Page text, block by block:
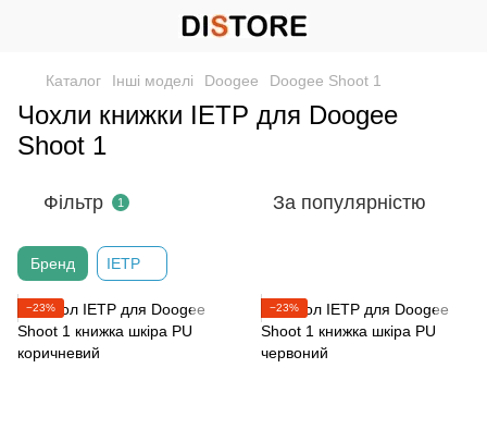
Каталог Інші моделі Doogee Doogee Shoot 1
Чохли книжки IETP для Doogee
Shoot 1
Фільтр 1 За популярністю
Бренд IETP
−23% −23%